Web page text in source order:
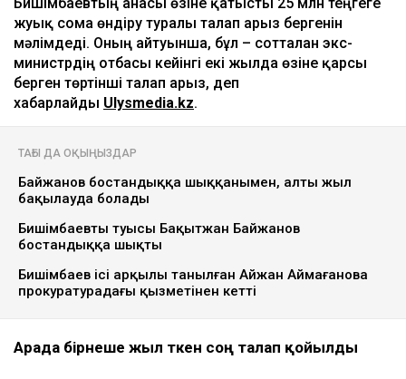
жуық сома өндіру туралы талап арыз бергенін
мәлімдеді. Оның айтуынша, бұл – сотталған экс-
министрдің отбасы кейінгі екі жылда өзіне қарсы
берген төртінші талап арыз, деп
хабарлайды Ulysmedia.kz.
ТАҒЫ ДА ОҚЫҢЫЗДАР
Байжанов бостандыққа шыққанымен, алты жыл
бақылауда болады
Бишімбаевтың туысы Бақытжан Байжанов
бостандыққа шықты
Бишімбаев ісі арқылы танылған Айжан Аймағанова
прокуратурадағы қызметінен кетті
Арада бірнеше жыл өткен соң талап қойылды